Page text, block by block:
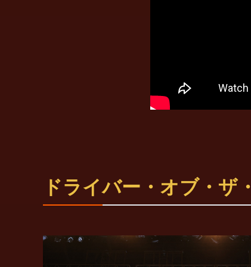
ドライバー・オブ・